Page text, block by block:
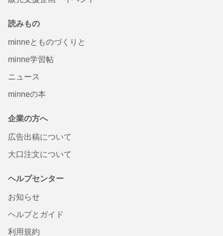
読みもの
minneとものづくりと
minne学習帖
ニュース
minneの本
企業の方へ
広告出稿について
大口注文について
ヘルプセンター
お知らせ
ヘルプとガイド
利用規約